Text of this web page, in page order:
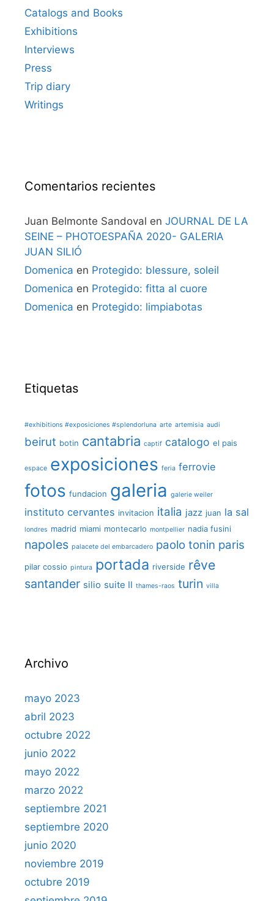
Catalogs and Books
Exhibitions
Interviews
Press
Trip diary
Writings
Comentarios recientes
Juan Belmonte Sandoval en JOURNAL DE LA
SEINE – PHOTOESPAÑA 2020- GALERIA
JUAN SILIÓ
Domenica en Protegido: blessure, soleil
Domenica en Protegido: fitta al cuore
Domenica en Protegido: limpiabotas
Etiquetas
#exhibitions #exposiciones #splendorluna arte artemisia audi
beirut botin cantabria captif catalogo el pais
espace exposiciones feria ferrovie
fotos fundacion galeria galerie weiler
instituto cervantes invitacion italia jazz juan la sal
londres madrid miami montecarlo montpellier nadia fusini
napoles palacete del embarcadero paolo tonin paris
pilar cossio pintura portada riverside rêve
santander silio suite II thames-raos turin villa
Archivo
mayo 2023
abril 2023
octubre 2022
junio 2022
mayo 2022
marzo 2022
septiembre 2021
septiembre 2020
junio 2020
noviembre 2019
octubre 2019